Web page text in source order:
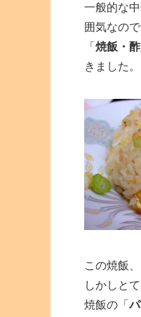
一般的な
囲気なの
「 焼飯・
きました。
この焼飯
しかしと
焼飯の「